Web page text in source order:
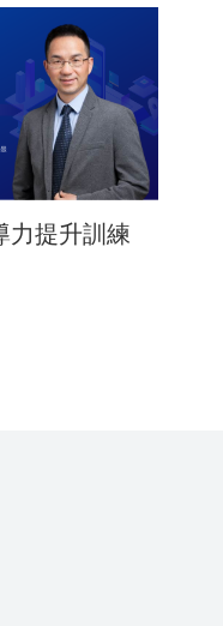
力提升訓練